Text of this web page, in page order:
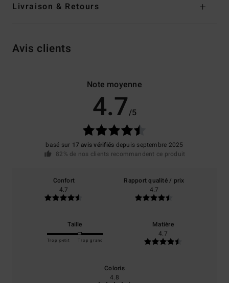
Livraison & Retours
Avis clients
Note moyenne
4.7/5
basé sur 17 avis vérifiés depuis septembre 2025
82% de nos clients recommandent ce produit
Confort
4.7
Rapport qualité / prix
4.7
Taille
Trop petit Trop grand
Matière
4.7
Coloris
4.8